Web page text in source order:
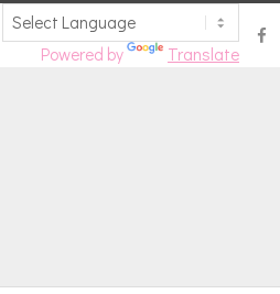
Powered by Translate